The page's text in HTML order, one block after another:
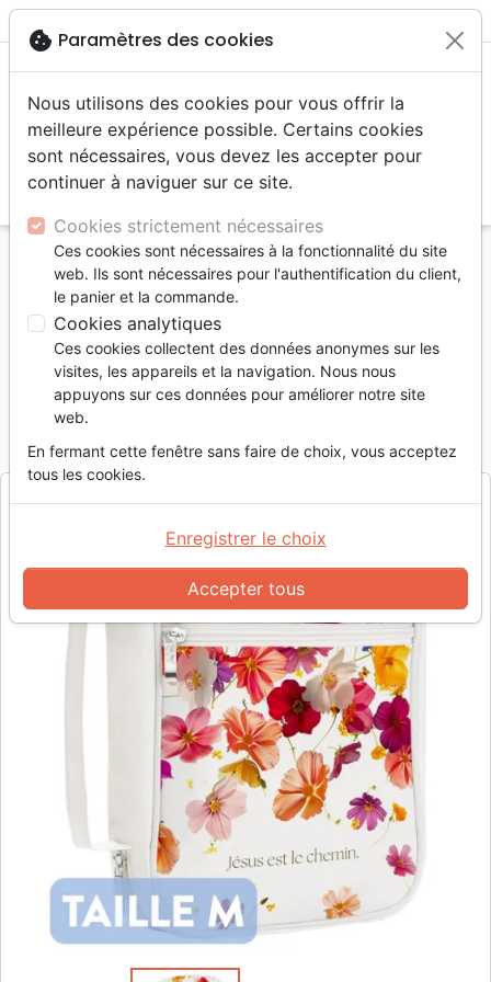
menu
Accueil Divers
Accessoires de Bible
Pochette Bible M « Jésus est le chemin »
blanche/fleurs
Pochette Bible M « Jésus est le
chemin » blanche/fleurs
Référence
EditeurCedis
cookie Paramètres des cookies
Nous utilisons des cookies pour vous offrir la
meilleure expérience possible. Certains cookies
sont nécessaires, vous devez les accepter pour
continuer à naviguer sur ce site.
Cookies strictement nécessaires
Ces cookies sont nécessaires à la fonctionnalité du site
web. Ils sont nécessaires pour l'authentification du client,
le panier et la commande.
Cookies analytiques
Ces cookies collectent des données anonymes sur les
visites, les appareils et la navigation. Nous nous
appuyons sur ces données pour améliorer notre site
web.
En fermant cette fenêtre sans faire de choix, vous acceptez
tous les cookies.
Accepter tous
Enregistrer le choix